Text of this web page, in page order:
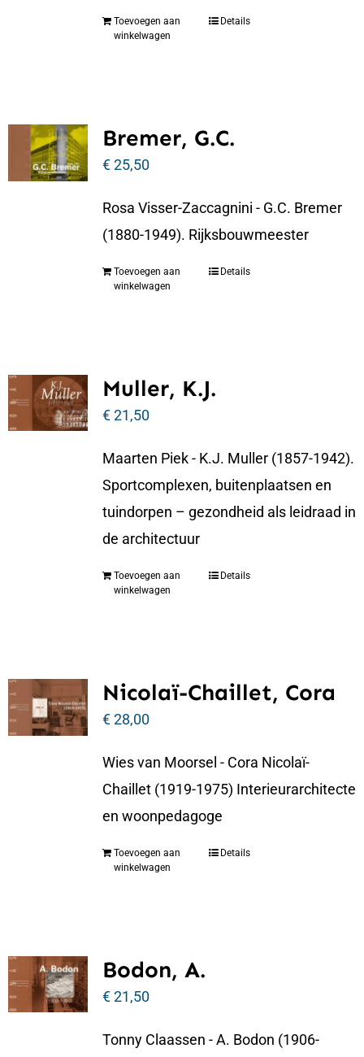
Toevoegen aan
winkelwagen
Details
Bremer, G.C.
€25,50
Rosa Visser-Zaccagnini - G.C. Bremer
(1880-1949). Rijksbouwmeester
Toevoegen aan
winkelwagen
Details
Muller, K.J.
€21,50
Maarten Piek - K.J. Muller (1857-1942).
Sportcomplexen, buitenplaatsen en
tuindorpen – gezondheid als leidraad in
de architectuur
Toevoegen aan
winkelwagen
Details
Nicolaï-Chaillet, Cora
€28,00
Wies van Moorsel - Cora Nicolaï-
Chaillet (1919-1975) Interieurarchitecte
en woonpedagoge
Toevoegen aan
winkelwagen
Details
Bodon, A.
€21,50
Tonny Claassen - A. Bodon (1906-